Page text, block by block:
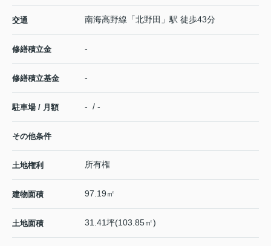
交通 南海高野線 「北野田 」駅 徒歩43分
修繕積立金 -
修繕積立基金 -
駐車場 / 月額 - / -
その他条件
土地権利 所有権
建物面積 97.19㎡
土地面積 31.41坪(103.85㎡)